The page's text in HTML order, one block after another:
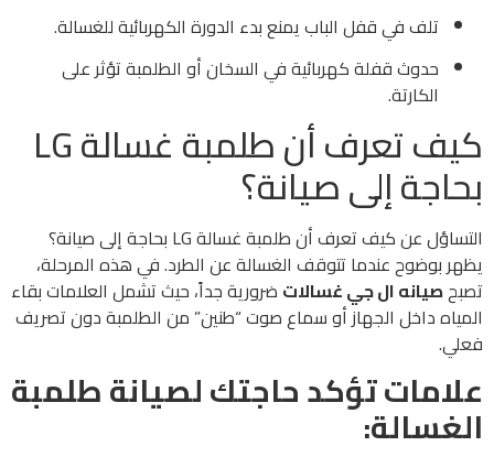
تلف في قفل الباب يمنع بدء الدورة الكهربائية للغسالة.
حدوث قفلة كهربائية في السخان أو الطلمبة تؤثر على
الكارتة.
كيف تعرف أن طلمبة غسالة LG
بحاجة إلى صيانة؟
التساؤل عن كيف تعرف أن طلمبة غسالة LG بحاجة إلى صيانة؟
يظهر بوضوح عندما تتوقف الغسالة عن الطرد. في هذه المرحلة،
تصبحصيانه ال جي غسالات ضرورية جداً، حيث تشمل العلامات بقاء
المياه داخل الجهاز أو سماع صوت “طنين” من الطلمبة دون تصريف
فعلي.
علامات تؤكد حاجتك لصيانة طلمبة
الغسالة: